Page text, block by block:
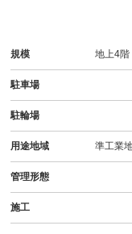
規模 地上4階
駐車場
駐輪場
用途地域 準工業
管理形態
施工